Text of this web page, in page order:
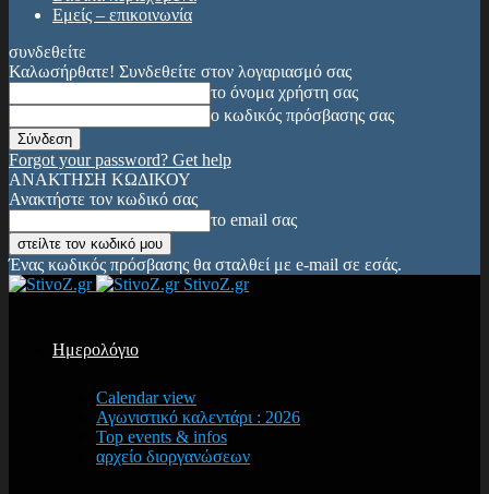
Εμείς – επικοινωνία
συνδεθείτε
Καλωσήρθατε! Συνδεθείτε στον λογαριασμό σας
το όνομα χρήστη σας
ο κωδικός πρόσβασης σας
Forgot your password? Get help
ΑΝΑΚΤΗΣΗ ΚΩΔΙΚΟΥ
Ανακτήστε τον κωδικό σας
το email σας
Ένας κωδικός πρόσβασης θα σταλθεί με e-mail σε εσάς.
StivoZ.gr
Ημερολόγιο
Calendar view
Αγωνιστικό καλεντάρι : 2026
Top events & infos
αρχείο διοργανώσεων